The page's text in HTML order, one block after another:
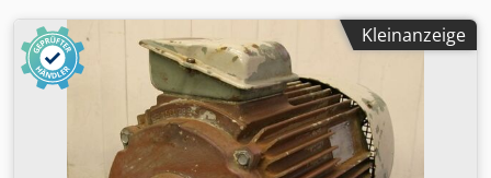
Kleinanzeige